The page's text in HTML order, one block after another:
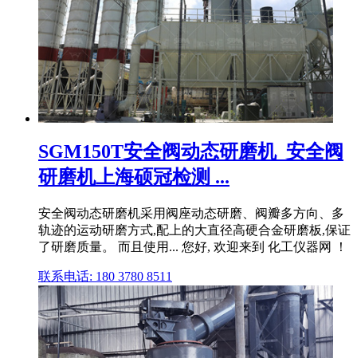
SGM150T安全阀动态研磨机_安全阀
研磨机上海硕冠检测 ...
安全阀动态研磨机采用阀座动态研磨、阀瓣多方向、多
轨迹的运动研磨方式,配上的大直径高硬合金研磨板,保证
了研磨质量。 而且使用... 您好, 欢迎来到 化工仪器网 ！
联系电话: 180 3780 8511